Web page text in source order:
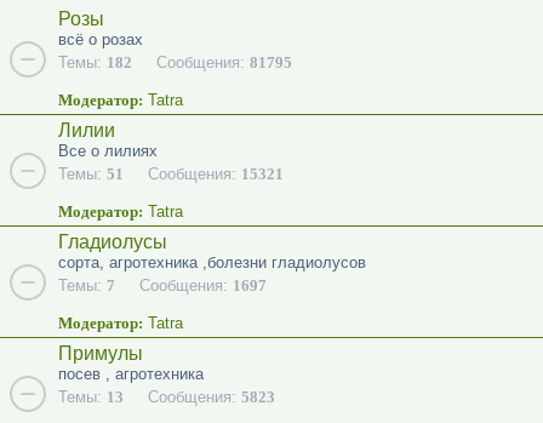
Розы
всё о розах
Темы: 182 Сообщения: 81795
Модератор: Tatra
Лилии
Все о лилиях
Темы: 51 Сообщения: 15321
Модератор: Tatra
Гладиолусы
сорта, агротехника ,болезни гладиолусов
Темы: 7 Сообщения: 1697
Модератор: Tatra
Примулы
посев , агротехника
Темы: 13 Сообщения: 5823